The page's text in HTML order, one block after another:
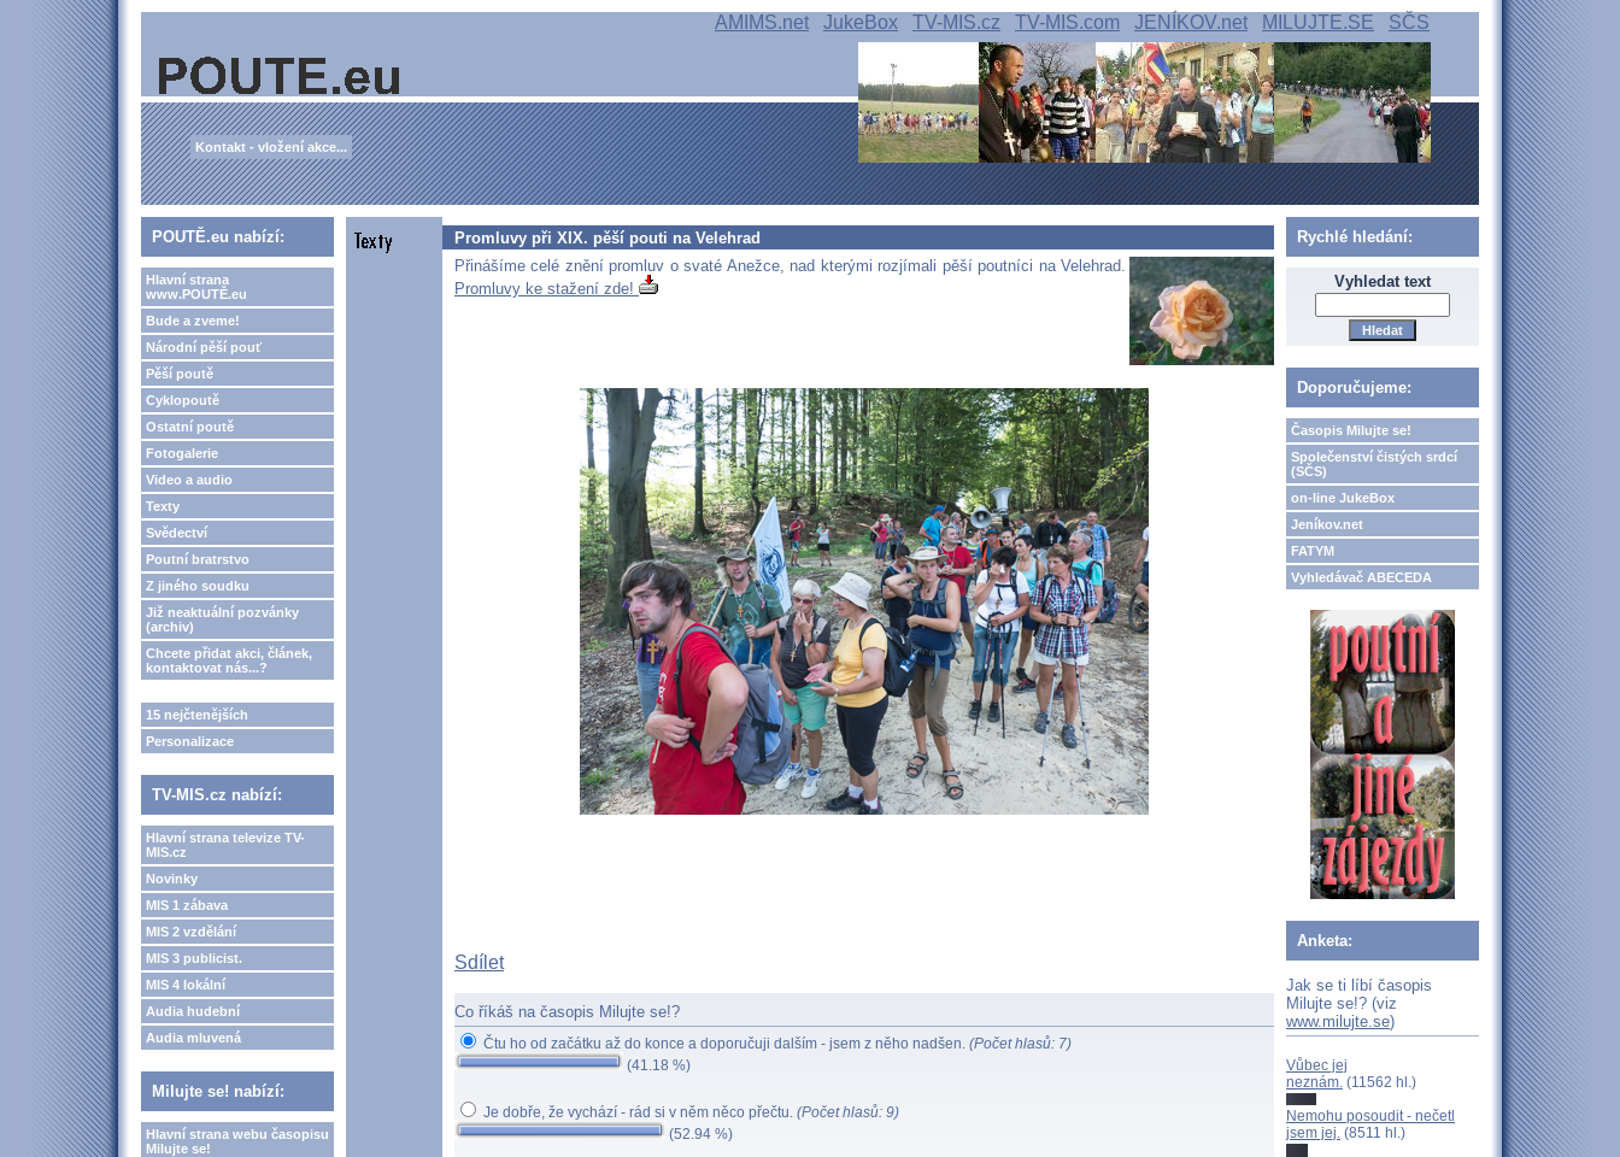
AMIMS.net JukeBox TV-MIS.cz TV-MIS.com JENÍKOV.net MILUJTE.SE SČS
Kontakt - vložení akce...
POUTĚ.eu nabízí:
Hlavní strana
www.POUTĚ.eu
Bude a zveme!
Národní pěší pouť
Pěší poutě
Cyklopoutě
Ostatní poutě
Fotogalerie
Video a audio
Texty
Svědectví
Poutní bratrstvo
Z jiného soudku
Již neaktuální pozvánky
(archiv)
Chcete přidat akci, článek,
kontaktovat nás...?
15 nejčtenějších
Personalizace
TV-MIS.cz nabízí:
Hlavní strana televize TV-
MIS.cz
Novinky
MIS 1 zábava
MIS 2 vzdělání
MIS 3 publicist.
MIS 4 lokální
Audia hudební
Audia mluvená
Milujte se! nabízí:
Hlavní strana webu časopisu
Milujte se!
Promluvy při XIX. pěší pouti na Velehrad
Přinášíme celé znění promluv o svaté Anežce, nad kterými rozjímali pěší poutníci na Velehrad.
Promluvy ke stažení zde!
Sdílet
Co říkáš na časopis Milujte se!?
Čtu ho od začátku až do konce a doporučuji dalším - jsem z něho nadšen. (Počet hlasů: 7)
(41.18 %)
Je dobře, že vychází - rád si v něm něco přečtu. (Počet hlasů: 9)
(52.94 %)
Rychlé hledání:
Vyhledat text
Doporučujeme:
Časopis Milujte se!
Společenství čistých srdcí
(SČS)
on-line JukeBox
Jeníkov.net
FATYM
Vyhledávač ABECEDA
Anketa:
Jak se ti líbí časopis
Milujte se!? (viz
www.milujte.se)
Vůbec jej
neznám. (11562 hl.)
Nemohu posoudit - nečetl
jsem jej. (8511 hl.)